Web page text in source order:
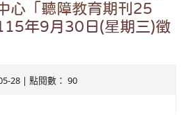
心「聽障教育期刊25
年9月30日(星期三)徵
28 | 點閱數： 90